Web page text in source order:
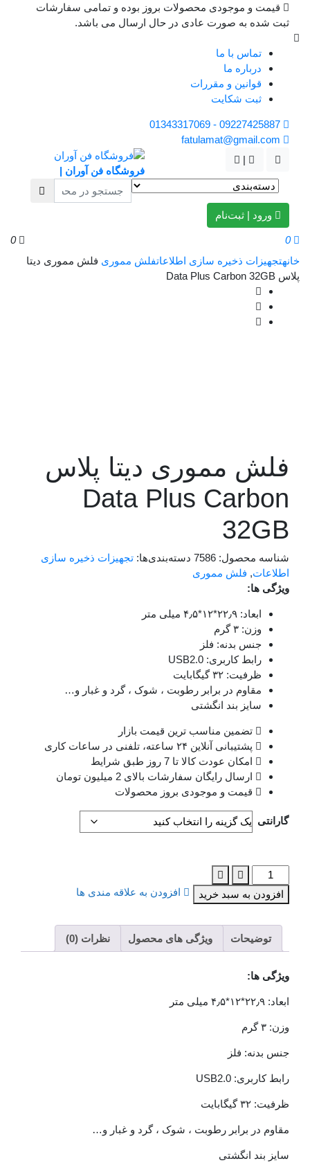
قیمت و موجودی محصولات بروز بوده و تمامی سفارشات
ثبت شده به صورت عادی در حال ارسال می باشد.
تماس با ما
درباره ما
قوانین و مقررات
ثبت شکایت
|
فروشگاه فن آوران |
ورود | ثبت‌نام
0
0
خانهتجهیزات ذخیره سازی اطلاعاتفلش مموری فلش مموری دیتا
پلاس Data Plus Carbon 32GB
فلش مموری دیتا پلاس
Data Plus Carbon
32GB
شناسه محصول: 7586 دسته‌بندی‌ها:تجهیزات ذخیره سازی
اطلاعات,فلش مموری
ویژگی ها:
ابعاد: ۲۲٫۹*۱۲*۴٫۵ میلی متر
وزن: ۳ گرم
جنس بدنه: فلز
رابط کاربری: USB2.0
ظرفیت: ۳۲ گیگابایت
مقاوم در برابر رطوبت ، شوک ، گرد و غبار و…
سایز بند انگشتی
تضمین مناسب ترین قیمت بازار
پشتیبانی آنلاین ۲۴ ساعته، تلفنی در ساعات کاری
امکان عودت کالا تا 7 روز طبق شرایط
ارسال رایگان سفارشات بالای 2 میلیون تومان
قیمت و موجودی بروز محصولات
گارانتی
فلش
مموری
Data
Carbon
افزودن به سبد خرید افزودن به علاقه مندی ها
توضیحات ویژگی های محصول نظرات (0)
ویژگی ها:
ابعاد: ۲۲٫۹*۱۲*۴٫۵ میلی متر
وزن: ۳ گرم
جنس بدنه: فلز
رابط کاربری: USB2.0
ظرفیت: ۳۲ گیگابایت
مقاوم در برابر رطوبت ، شوک ، گرد و غبار و…
سایز بند انگشتی